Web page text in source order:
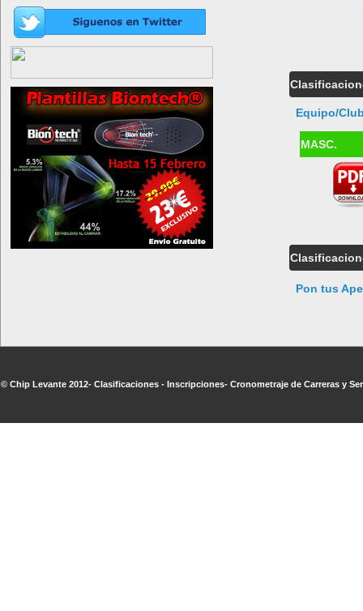
Equipo/
MASC.
Pon tus
© Chip Levante 2012- Clasificaciones - Inscripciones- Cronometraje de Carreras y